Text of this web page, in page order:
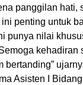
panggilan hati,
penting untuk
punya nilai
kehadiran
bertanding”
Asisten I